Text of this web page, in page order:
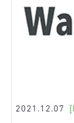
2021.12.07